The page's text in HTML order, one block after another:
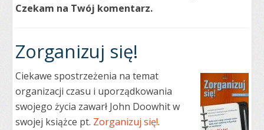
Czekam na Twój komentarz.
Zorganizuj się!
Ciekawe spostrzeżenia na temat
organizacji czasu i uporządkowania
swojego życia zawarł John Doowhit w
swojej książce pt. Zorganizuj się!.